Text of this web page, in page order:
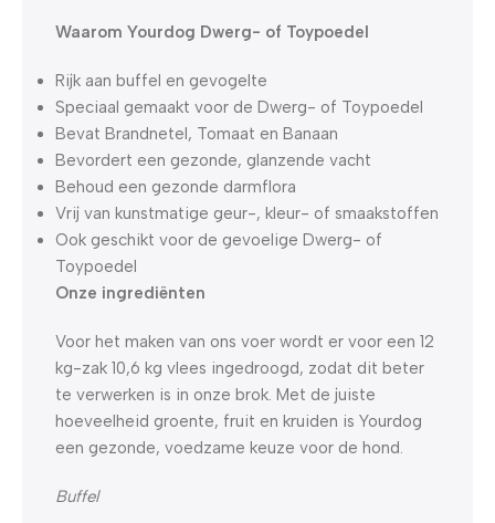
Waarom Yourdog Dwerg- of Toypoedel
Rijk aan buffel en gevogelte
Speciaal gemaakt voor de Dwerg- of Toypoedel
Bevat Brandnetel, Tomaat en Banaan
Bevordert een gezonde, glanzende vacht
Behoud een gezonde darmflora
Vrij van kunstmatige geur-, kleur- of smaakstoffen
Ook geschikt voor de gevoelige Dwerg- of
Toypoedel
Onze ingrediënten
Voor het maken van ons voer wordt er voor een 12
kg-zak 10,6 kg vlees ingedroogd, zodat dit beter
te verwerken is in onze brok. Met de juiste
hoeveelheid groente, fruit en kruiden is Yourdog
een gezonde, voedzame keuze voor de hond.
Buffel